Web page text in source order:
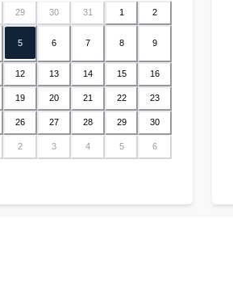
29 30 31 1 2
5 6 7 8 9
12 13 14 15 16
19 20 21 22 23
26 27 28 29 30
2 3 4 5 6